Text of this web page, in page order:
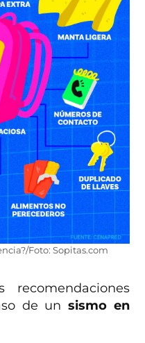
Foto: Sopitas.com
recomendaciones
de un sismo en